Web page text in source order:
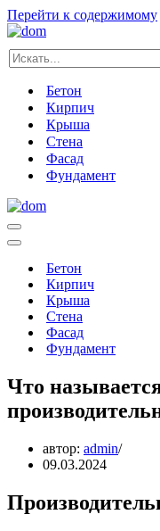
Перейти к содержимому
Искать...
Бетон
Кирпич
Крыша
Стена
Фасад
Фундамент
Меню
навигации
Меню
навигацииБетон
Кирпич
Крыша
Стена
Фасад
Фундамент
Что
автор: admin
09.03.2024